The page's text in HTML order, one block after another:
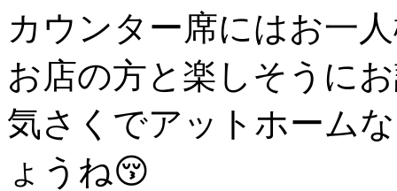
カウンター席にはお一
お店の方と楽しそうに
気さくでアットホーム
ょうね😚